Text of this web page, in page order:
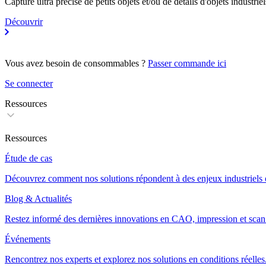
Découvrir
Vous avez besoin de consommables ? Passer commande ici
Se connecter
Ressources
Ressources
Étude de cas
Découvrez comment nos solutions répondent à des enjeux industriels
Blog & Actualités
Restez informé des dernières innovations en CAO, impression et
Événements
Rencontrez nos experts et explorez nos solutions en conditions réelles.